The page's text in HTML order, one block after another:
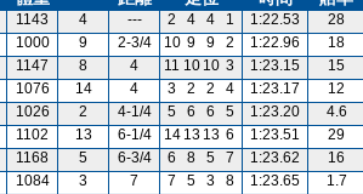
1143 4 --- 2 4 4 1 1:22.53
28
1000 9 2-3/4 10 9 9 2 1:22.96
18
1147 8 4 11 10 10 3 1:23.15
15
1076 14 4 3 2 2 4 1:23.17
12
1026 2 4-1/4 5 6 6 5 1:23.20
4.6
1102 13 6-1/4 14 13 13 6 1:23.51
29
1168 5 6-3/4 6 8 5 7 1:23.62
16
1084 3 7 7 5 3 8 1:23.65
1.7